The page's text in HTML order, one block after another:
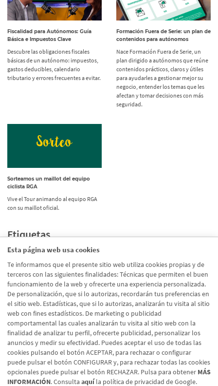
Esta página web usa cookies
Te informamos que el presente sitio web utiliza cookies propias y de
terceros con las siguientes finalidades: Técnicas que permiten el buen
funcionamiento de la web y ofrecerte una experiencia personalizada.
De personalización, que si lo autorizas, recordarán tus preferencias en
el sitio web. Estadísticas, que si lo autorizas, analizarán tu visita al sitio
web con fines estadísticos. De marketing o publicidad
comportamental las cuales analizarán tu visita al sitio web con la
finalidad de analizar tu perfil, ofrecerte publicidad, personalizar los
anuncios y medir su efectividad. Puedes aceptar el uso de todas las
cookies pulsando el botón ACEPTAR, para rechazar o configurar
puede pulsar el botón CONFIGURAR y, para rechazar todas las cookies
opcionales puede pulsar el botón RECHAZAR. Pulsa para obtener MÁS
INFORMACIÓN. Consulta aquíla política de privacidad de Google.
Fiscalidad para Autónomos: Guía
Básica e Impuestos Clave
Descubre las obligaciones fiscales
básicas de un autónomo: impuestos,
gastos deducibles, calendario
tributario y errores frecuentes a evitar.
Formación Fuera de Serie: un plan de
contenidos para autónomos
Nace Formación Fuera de Serie, un
plan dirigido a autónomos que reúne
contenidos prácticos, claros y útiles
para ayudarles a gestionar mejor su
negocio, entender los temas que les
afectan y tomar decisiones con más
seguridad.
Sorteamos un maillot del equipo
ciclista RGA
Vive el Tour animando al equipo RGA
con su maillot oficial.
Etiquetas
Promociones
Corporativo(39)
Emprendedores (26)
Talento(20)
Digital(19)
En Marcha (10)